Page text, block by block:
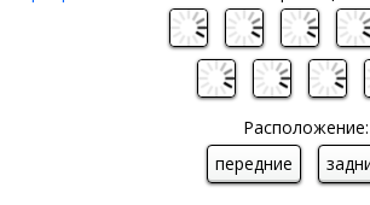
Расположение:
передние